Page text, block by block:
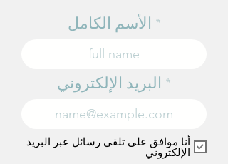
الأسم الكامل
البريد الإلكتروني
أنا موافق على تلقي رسائل عبر البريد
الإلكتروني